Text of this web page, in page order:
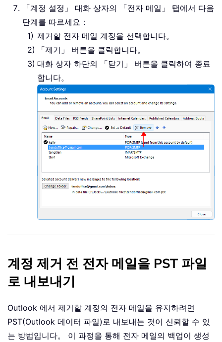
「계정 설정」 대화 상자의 「전자 메일」 탭에서 다음
단계를 따르세요：
제거할 전자 메일 계정을 선택합니다。
「제거」 버튼을 클릭합니다。
대화 상자 하단의 「닫기」 버튼을 클릭하여 종료
합니다。
계정 제거 전 전자 메일을 PST 파일
로 내보내기
Outlook 에서 제거할 계정의 전자 메일을 유지하려면
PST(Outlook 데이터 파일)로 내보내는 것이 신뢰할 수 있
는 방법입니다。 이 과정을 통해 전자 메일의 백업이 생성